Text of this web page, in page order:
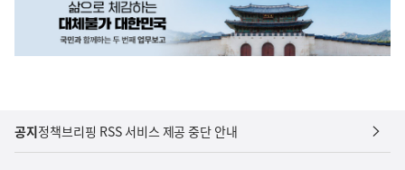
공지정책브리핑 RSS 서비스 제공 중단 안내